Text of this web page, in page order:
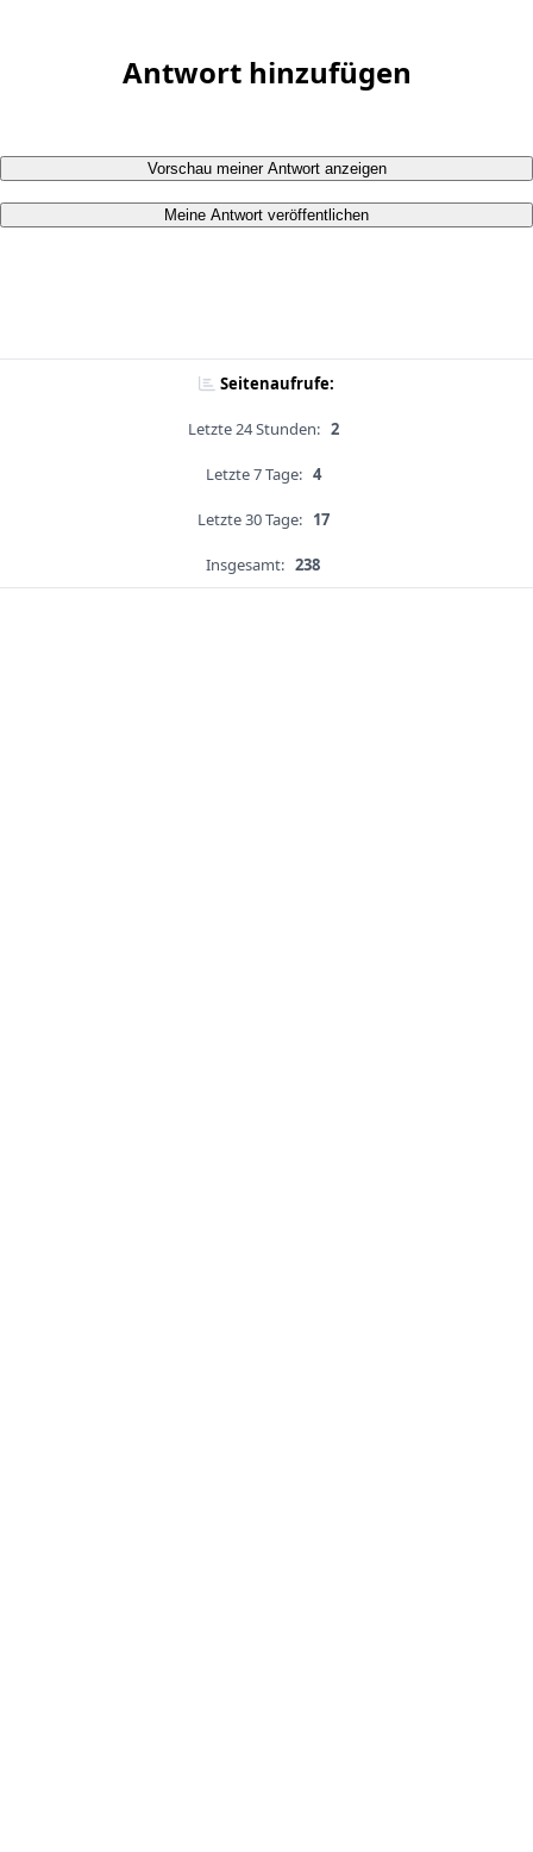
Antwort hinzufügen
Vorschau meiner Antwort anzeigen
Meine Antwort veröffentlichen
Seitenaufrufe:
Letzte 24 Stunden: 2
Letzte 7 Tage: 4
Letzte 30 Tage: 17
Insgesamt: 238